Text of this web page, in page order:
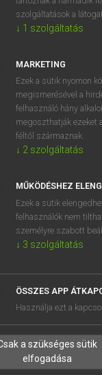
VAN
szolgáltatások a
↓ 1 szolgáltatás
MARKETING
Ezek a sütik nyomon
megismerésével a
felhasználó hány
megoszthatják ezeket
féltől származnak.
↓ 2 szolgáltatás
MŰKÖDÉSHEZ
Ezek a sütik
felhasználók nem
személyre szabott
↓ 3 szolgáltatás
ÖSSZES APP
Használja ezt a
a szükséges sütik
elfogadása